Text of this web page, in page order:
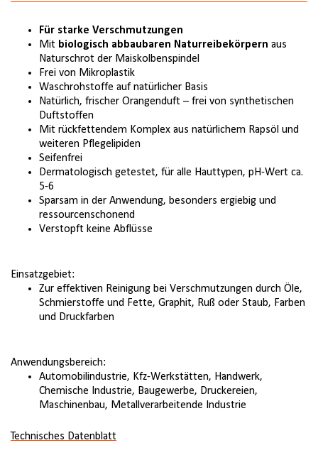
Für starke Verschmutzungen
Mit biologisch abbaubaren Naturreibekörpern aus
Naturschrot der Maiskolbenspindel
Frei von Mikroplastik
Waschrohstoffe auf natürlicher Basis
Natürlich, frischer Orangenduft – frei von synthetischen
Duftstoffen
Mit rückfettendem Komplex aus natürlichem Rapsöl und
weiteren Pflegelipiden
Seifenfrei
Dermatologisch getestet, für alle Haut­typen, pH-Wert ca.
5-6
Sparsam in der Anwendung, besonders ergiebig und
ressourcenschonend
Verstopft keine Abflüsse
Einsatzgebiet:
Zur effektiven Reinigung bei Verschmutz­ungen durch Öle,
Schmierstoffe und Fette, Graphit, Ruß oder Staub, Farben
und Druckfarben
Anwendungsbereich:
Automobilindustrie, Kfz-Werkstätten, Handwerk,
Chemische Industrie, Baugewerbe, Druckereien,
Maschinenbau, Metallverarbeitende Industrie
Technisches Datenblatt